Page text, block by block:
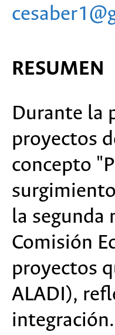
RESUMEN
Durante la
proyectos
concepto
la segunda
Comisión
proyectos
ALADI),